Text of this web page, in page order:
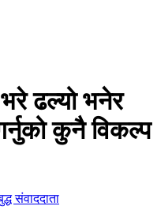
ढल्यो भनेर
कुनै विकल्प
संवाददाता